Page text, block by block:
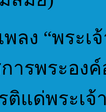
ลง “พระเ
ารพระอง
ติแด่พระเ